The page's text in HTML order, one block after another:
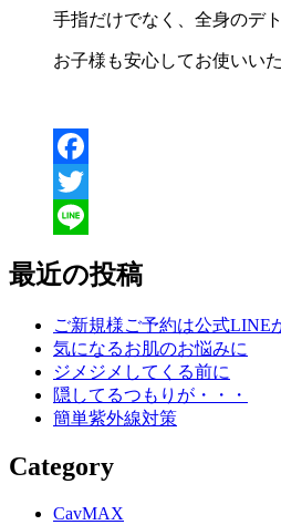
手指だけでなく、全身のデ
お子様も安心してお使いい
Facebook
Twitter
最近の投稿
ご新規様ご予約は公式LINE
気になるお肌のお悩みに
ジメジメしてくる前に
隠してるつもりが・・・
簡単紫外線対策
Category
CavMAX